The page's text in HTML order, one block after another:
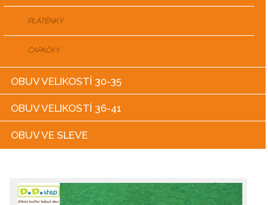
PLÁTĚNKY
CAPÁČKY
OBUV VELIKOSTÍ 30-35
OBUV VELIKOSTÍ 36-41
OBUV VE SLEVE